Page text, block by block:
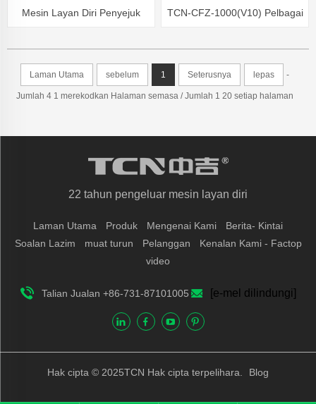
Mesin Layan Diri Penyejuk
TCN-CFZ-1000(V10) Pelbagai
Laman Utama sebelum 1 Seterusnya lepas -
Jumlah 4 1 merekodkan Halaman semasa / Jumlah 1 20 setiap halaman
22 tahun pengeluar mesin layan diri
Laman Utama Produk Mengenai Kami
Berita- Kintai
Soalan Lazim
muat turun Pelanggan
Kenalan Kami - Factop
video
Talian Jualan +86-731-87101005 [e-mel dilindungi]
Hak cipta © 2025TCN Hak cipta terpelihara. Blog